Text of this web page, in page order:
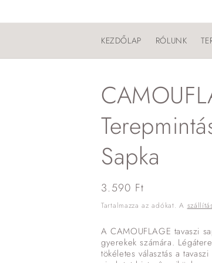
KEZDŐLAP RÓLUNK
Sapka
Normál
ár
3.590 Ft
Tartalmazza az adókat. A
A CAMOUFLAGE tavaszi
gyerekek számára.
tökéletes választás a